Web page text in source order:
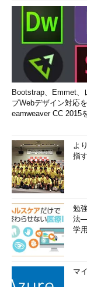
Bootstrap、Emmet、
ブWebデザイン対応
eamweaver CC 2015
よ
指
勉
法
学
マ